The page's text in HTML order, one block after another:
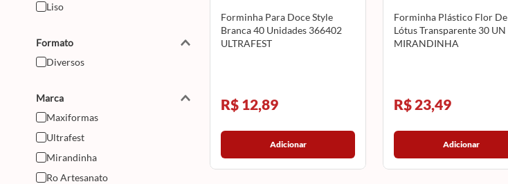
Liso
Formato
Diversos
Marca
Maxiformas
Ultrafest
Mirandinha
Ro Artesanato
Forminha Para Doce Style
Branca 40 Unidades 366402
ULTRAFEST
R$ 12,89
Adicionar
Forminha Plástico Flor De
Lótus Transparente 30 UN
MIRANDINHA
R$ 23,49
Adicionar